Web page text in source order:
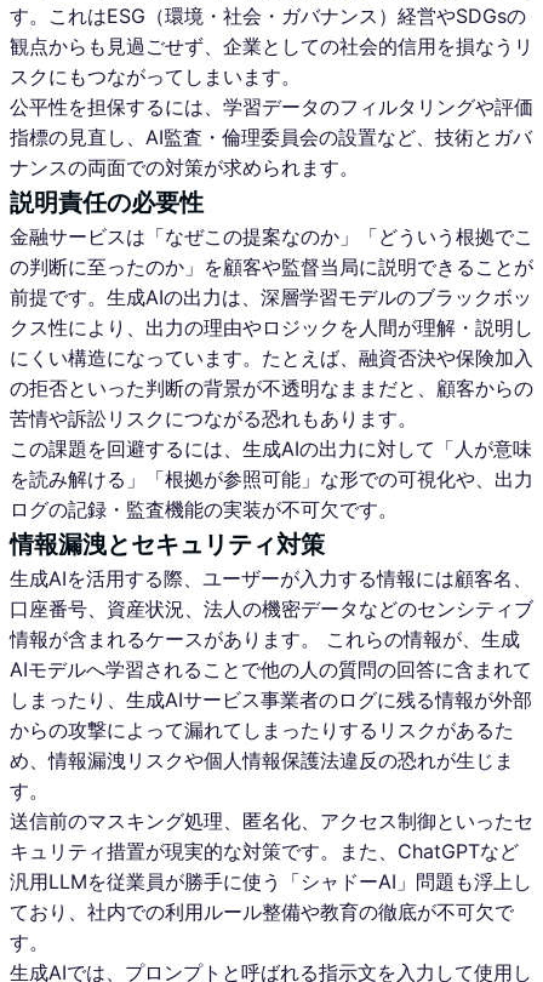
す。これはESG（環境・社会・ガバナンス）経営やSDGsの
観点からも見過ごせず、企業としての社会的信用を損なうリ
スクにもつながってしまいます。
公平性を担保するには、学習データのフィルタリングや評価
指標の見直し、AI監査・倫理委員会の設置など、技術とガバ
ナンスの両面での対策が求められます。
説明責任の必要性
金融サービスは「なぜこの提案なのか」「どういう根拠でこ
の判断に至ったのか」を顧客や監督当局に説明できることが
前提です。生成AIの出力は、深層学習モデルのブラックボッ
クス性により、出力の理由やロジックを人間が理解・説明し
にくい構造になっています。たとえば、融資否決や保険加入
の拒否といった判断の背景が不透明なままだと、顧客からの
苦情や訴訟リスクにつながる恐れもあります。
この課題を回避するには、生成AIの出力に対して「人が意味
を読み解ける」「根拠が参照可能」な形での可視化や、出力
ログの記録・監査機能の実装が不可欠です。
情報漏洩とセキュリティ対策
生成AIを活用する際、ユーザーが入力する情報には顧客名、
口座番号、資産状況、法人の機密データなどのセンシティブ
情報が含まれるケースがあります。 これらの情報が、生成
AIモデルへ学習されることで他の人の質問の回答に含まれて
しまったり、生成AIサービス事業者のログに残る情報が外部
からの攻撃によって漏れてしまったりするリスクがあるた
め、情報漏洩リスクや個人情報保護法違反の恐れが生じま
す。
送信前のマスキング処理、匿名化、アクセス制御といったセ
キュリティ措置が現実的な対策です。また、ChatGPTなど
汎用LLMを従業員が勝手に使う「シャドーAI」問題も浮上し
ており、社内での利用ルール整備や教育の徹底が不可欠で
す。
生成AIでは、プロンプトと呼ばれる指示文を入力して使用し